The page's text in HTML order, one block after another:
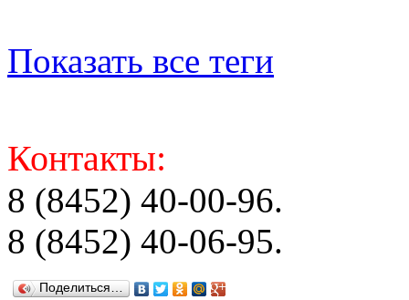
Показать все теги
Контакты:
8 (8452) 40-00-96.
8 (8452) 40-06-95.
Поделиться…